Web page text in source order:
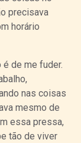
precisava
horário
de me fuder.
nas coisas
mesmo de
essa pressa,
tão de viver